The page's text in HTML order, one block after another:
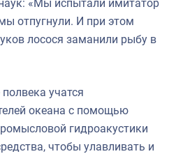
«Мы испытали имитатор
отпугнули. И при этом
лосося заманили рыбу в
учатся
океана с помощью
гидроакустики
чтобы улавливать и